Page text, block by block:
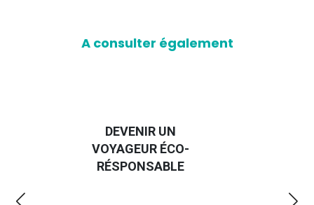
A consulter également
GUIDE DES
EMMERDES 2025